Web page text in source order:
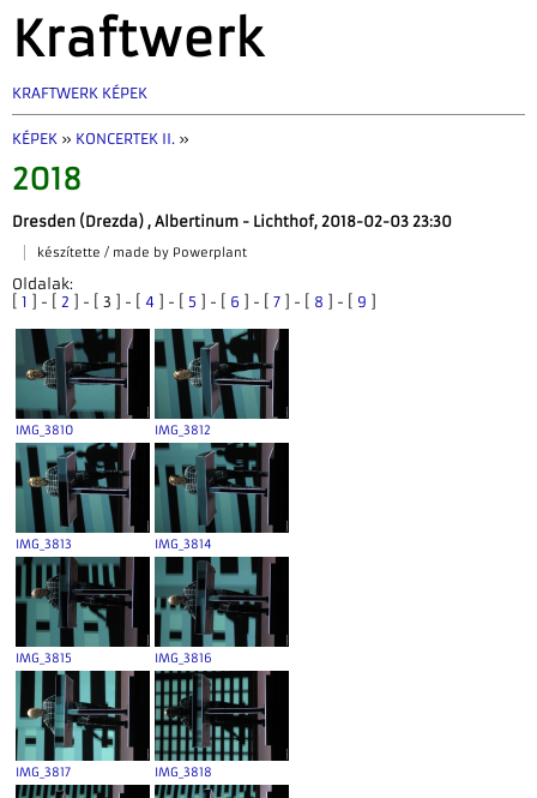
Kraftwerk
KRAFTWERK KÉPEK
KÉPEK » KONCERTEK II. »
2018
Dresden (Drezda) , Albertinum - Lichthof, 2018-02-03 23:30
készítette / made by Powerplant
Oldalak:
1 ] - [ 2 ] - [ 3 ] - [ 4 ] - [ 5 ] - [ 6 ] - [ 7 ] - [ 8 ] - [ 9
IMG_3810 IMG_3812
IMG_3813 IMG_3814
IMG_3815 IMG_3816
IMG_3817 IMG_3818